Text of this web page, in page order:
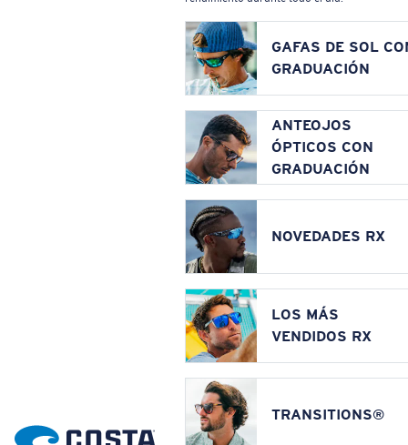
GAFAS DE SOL
GRADUACIÓN
ANTEOJOS
ÓPTICOS CON
GRADUACIÓN
NOVEDADES RX
LOS MÁS
VENDIDOS RX
TRANSITIONS®